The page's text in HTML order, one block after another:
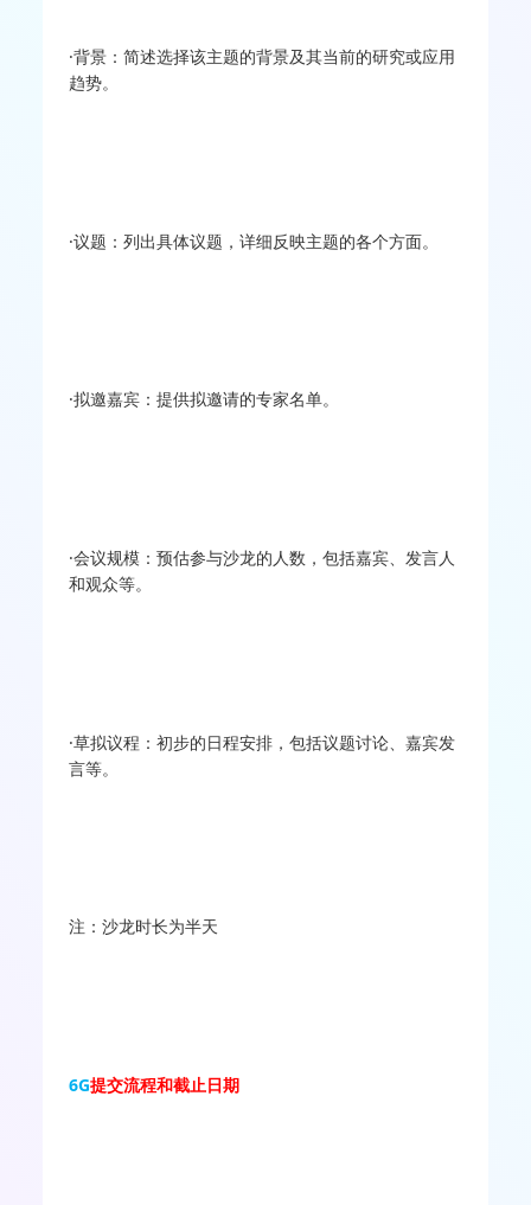
·背景：简述选择该主题的背景及其当前的研究或应用
趋势。
·议题：列出具体议题，详细反映主题的各个方面。
·拟邀嘉宾：提供拟邀请的专家名单。
·会议规模：预估参与沙龙的人数，包括嘉宾、发言人
和观众等。
·草拟议程：初步的日程安排，包括议题讨论、嘉宾发
言等。
注：沙龙时长为半天
6G提交流程和截止日期